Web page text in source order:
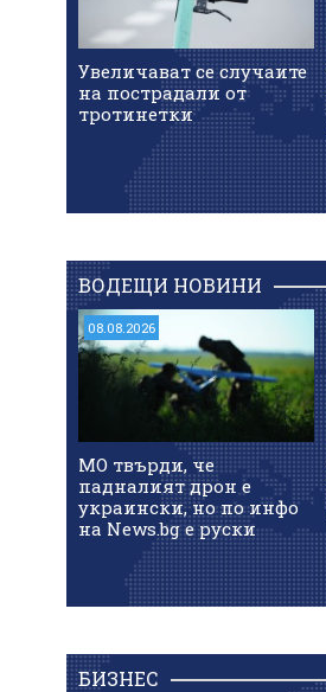
Увеличават се случаите
на пострадали от
тротинетки
ВОДЕЩИ НОВИНИ
08.08.2026
МО твърди, че
падналият дрон е
украински, но по инфо
на News.bg e руски
БИЗНЕС